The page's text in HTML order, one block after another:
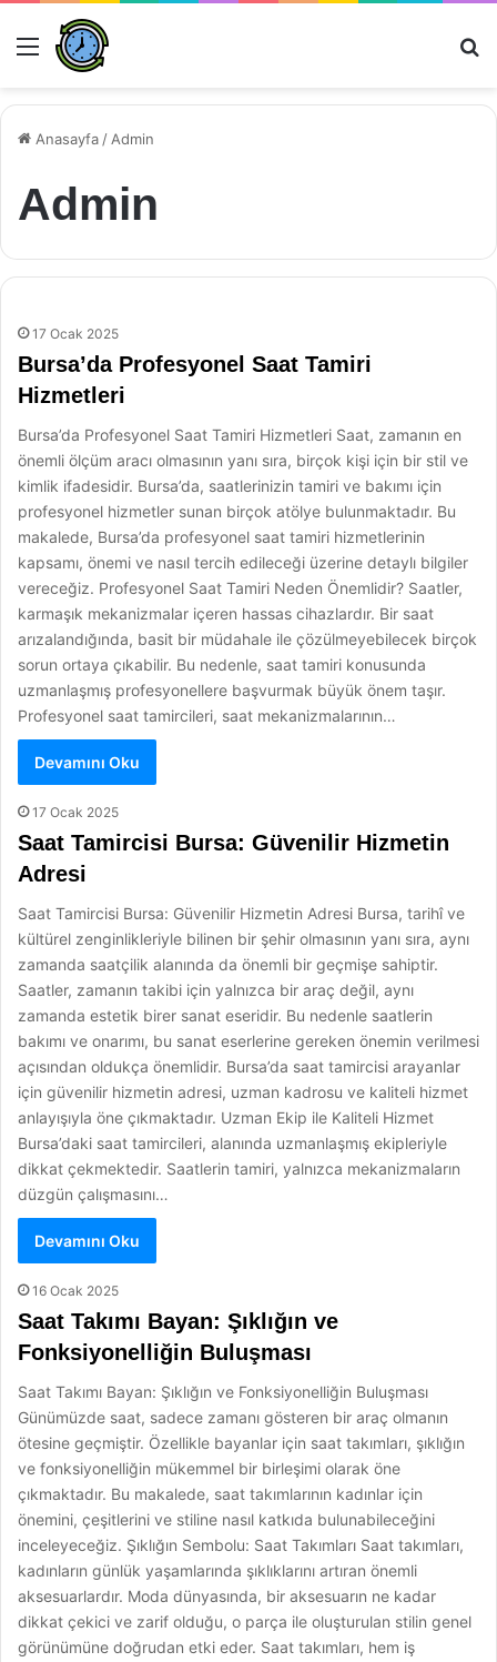
Menü
Anasayfa / Admin
Admin
17 Ocak 2025
Bursa’da Profesyonel Saat Tamiri
Hizmetleri
Bursa’da Profesyonel Saat Tamiri Hizmetleri Saat, zamanın en
önemli ölçüm aracı olmasının yanı sıra, birçok kişi için bir stil ve
kimlik ifadesidir. Bursa’da, saatlerinizin tamiri ve bakımı için
profesyonel hizmetler sunan birçok atölye bulunmaktadır. Bu
makalede, Bursa’da profesyonel saat tamiri hizmetlerinin
kapsamı, önemi ve nasıl tercih edileceği üzerine detaylı bilgiler
vereceğiz. Profesyonel Saat Tamiri Neden Önemlidir? Saatler,
karmaşık mekanizmalar içeren hassas cihazlardır. Bir saat
arızalandığında, basit bir müdahale ile çözülmeyebilecek birçok
sorun ortaya çıkabilir. Bu nedenle, saat tamiri konusunda
uzmanlaşmış profesyonellere başvurmak büyük önem taşır.
Profesyonel saat tamircileri, saat mekanizmalarının…
Devamını Oku
17 Ocak 2025
Saat Tamircisi Bursa: Güvenilir Hizmetin
Adresi
Saat Tamircisi Bursa: Güvenilir Hizmetin Adresi Bursa, tarihî ve
kültürel zenginlikleriyle bilinen bir şehir olmasının yanı sıra, aynı
zamanda saatçilik alanında da önemli bir geçmişe sahiptir.
Saatler, zamanın takibi için yalnızca bir araç değil, aynı
zamanda estetik birer sanat eseridir. Bu nedenle saatlerin
bakımı ve onarımı, bu sanat eserlerine gereken önemin verilmesi
açısından oldukça önemlidir. Bursa’da saat tamircisi arayanlar
için güvenilir hizmetin adresi, uzman kadrosu ve kaliteli hizmet
anlayışıyla öne çıkmaktadır. Uzman Ekip ile Kaliteli Hizmet
Bursa’daki saat tamircileri, alanında uzmanlaşmış ekipleriyle
dikkat çekmektedir. Saatlerin tamiri, yalnızca mekanizmaların
düzgün çalışmasını…
Devamını Oku
16 Ocak 2025
Saat Takımı Bayan: Şıklığın ve
Fonksiyonelliğin Buluşması
Saat Takımı Bayan: Şıklığın ve Fonksiyonelliğin Buluşması
Günümüzde saat, sadece zamanı gösteren bir araç olmanın
ötesine geçmiştir. Özellikle bayanlar için saat takımları, şıklığın
ve fonksiyonelliğin mükemmel bir birleşimi olarak öne
çıkmaktadır. Bu makalede, saat takımlarının kadınlar için
önemini, çeşitlerini ve stiline nasıl katkıda bulunabileceğini
inceleyeceğiz. Şıklığın Sembolu: Saat Takımları Saat takımları,
kadınların günlük yaşamlarında şıklıklarını artıran önemli
aksesuarlardır. Moda dünyasında, bir aksesuarın ne kadar
dikkat çekici ve zarif olduğu, o parça ile oluşturulan stilin genel
görünümüne doğrudan etki eder. Saat takımları, hem iş